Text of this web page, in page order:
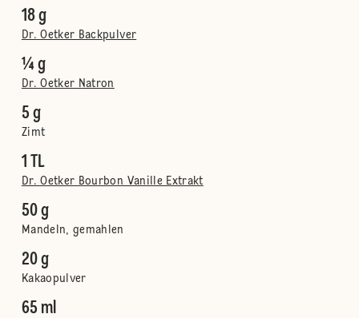
18 g
Dr. Oetker Backpulver
¼ g
Dr. Oetker Natron
5 g
Zimt
1 TL
Dr. Oetker Bourbon Vanille Extrakt
50 g
Mandeln, gemahlen
20 g
Kakaopulver
65 ml